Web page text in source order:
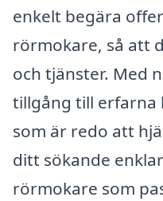
enkelt begära
rörmokare, så att
och tjänster. Med
tillgång till erfarna
som är redo att
ditt sökande
rörmokare som